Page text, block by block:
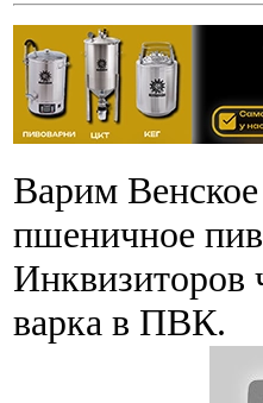
Варим Венское
пшеничное
Инквизиторов
варка в ПВК.